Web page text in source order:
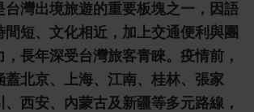
台灣出境旅遊的重要板塊之一，因語
短、文化相近，加上交通便利與團
長年深受台灣旅客青睞。疫情前，
蓋北京、上海、江南、桂林、張家
西安、內蒙古及新疆等多元路線，